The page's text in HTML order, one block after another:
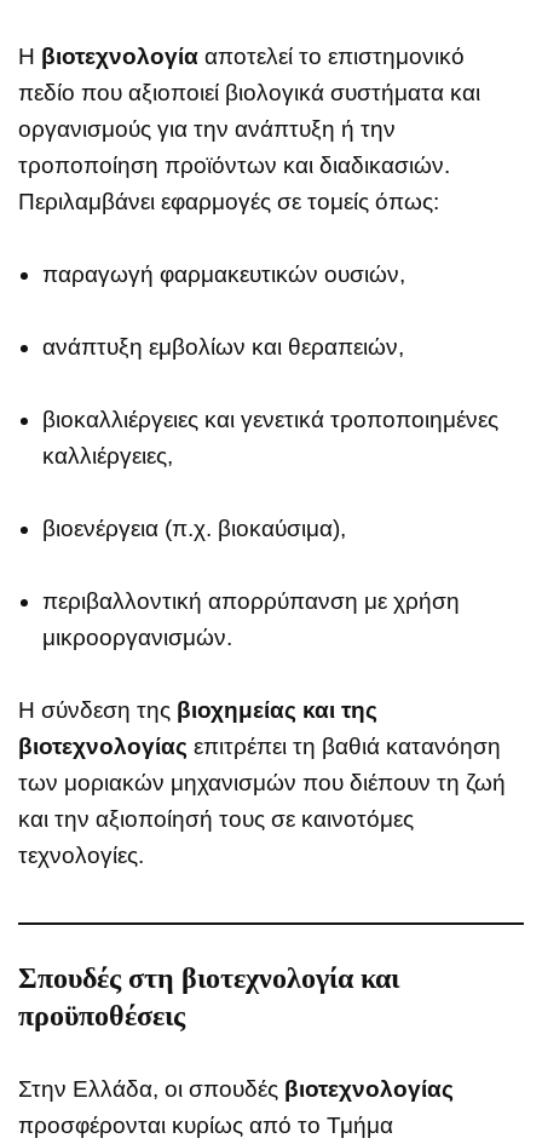
Η βιοτεχνολογία αποτελεί το επιστημονικό
πεδίο που αξιοποιεί βιολογικά συστήματα και
οργανισμούς για την ανάπτυξη ή την
τροποποίηση προϊόντων και διαδικασιών.
Περιλαμβάνει εφαρμογές σε τομείς όπως:
παραγωγή φαρμακευτικών ουσιών,
ανάπτυξη εμβολίων και θεραπειών,
βιοκαλλιέργειες και γενετικά τροποποιημένες
καλλιέργειες,
βιοενέργεια (π.χ. βιοκαύσιμα),
περιβαλλοντική απορρύπανση με χρήση
μικροοργανισμών.
Η σύνδεση της βιοχημείας και της
βιοτεχνολογίας επιτρέπει τη βαθιά κατανόηση
των μοριακών μηχανισμών που διέπουν τη ζωή
και την αξιοποίησή τους σε καινοτόμες
τεχνολογίες.
Σπουδές στη βιοτεχνολογία και
προϋποθέσεις
Στην Ελλάδα, οι σπουδές βιοτεχνολογίας
προσφέρονται κυρίως από το Τμήμα